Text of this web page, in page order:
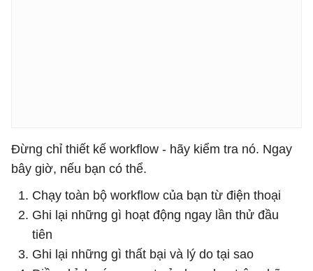
Đừng chỉ thiết kế workflow - hãy kiểm tra nó. Ngay
bây giờ, nếu bạn có thể.
Chạy toàn bộ workflow của bạn từ điện thoại
Ghi lại những gì hoạt động ngay lần thử đầu
tiên
Ghi lại những gì thất bại và lý do tại sao